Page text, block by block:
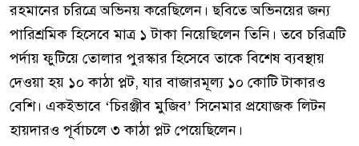
রহমানের চরিত্রে অভিনয় করেছিলেন। ছবিতে অভিনয়ের জন্য
পারিশ্রমিক হিসেবে মাত্র ১ টাকা নিয়েছিলেন তিনি। তবে চরিত্রটি
পর্দায় ফুটিয়ে তোলার পুরস্কার হিসেবে তাকে বিশেষ ব্যবস্থায়
দেওয়া হয় ১০ কাঠা প্লট, যার বাজারমূল্য ১০ কোটি টাকারও
বেশি। একইভাবে ‘চিরঞ্জীব মুজিব’ সিনেমার প্রযোজক লিটন
হায়দারও পূর্বাচলে ৩ কাঠা প্লট পেয়েছিলেন।